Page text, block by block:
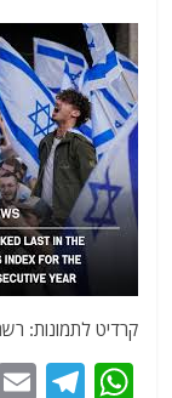
קרדיט לתמונות:
W
T